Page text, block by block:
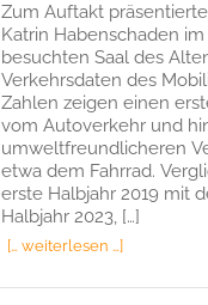
Zum Auftakt
Katrin Habenschaden
besuchten Saal des
Verkehrsdaten des
Zahlen zeigen einen
vom Autoverkehr und
umweltfreundlicheren
etwa dem Fahrrad.
erste Halbjahr 2019 mit
Halbjahr 2023, […]
[… weiterlesen …]